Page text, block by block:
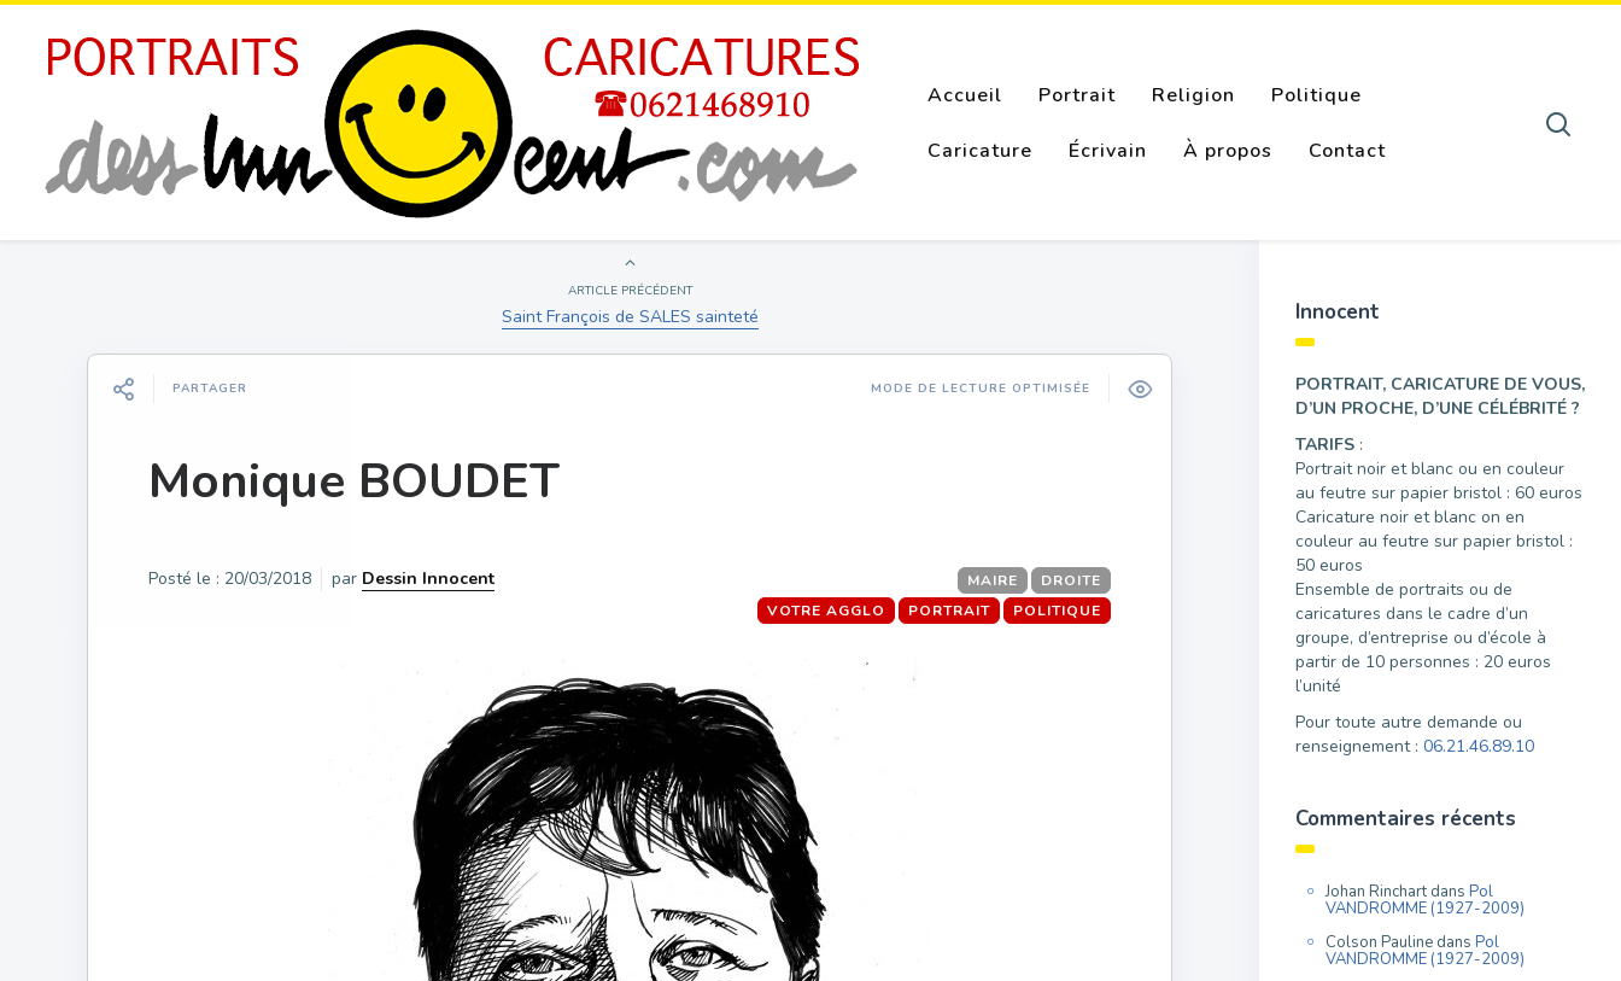
Accueil Portrait Religion Politique
Caricature Écrivain À propos Contact
ARTICLE PRÉCÉDENT
Saint François de SALES sainteté
PARTAGER MODE DE LECTURE OPTIMISÉE
Monique BOUDET
Posté le : 20/03/2018 par Dessin Innocent DROITE
MAIRE
POLITIQUE
PORTRAIT
VOTRE AGGLO
Innocent
PORTRAIT, CARICATURE DE VOUS,
D’UN PROCHE, D’UNE CÉLÉBRITÉ ?
TARIFS :
Portrait noir et blanc ou en couleur
au feutre sur papier bristol : 60 euros
Caricature noir et blanc on en
couleur au feutre sur papier bristol :
50 euros
Ensemble de portraits ou de
caricatures dans le cadre d’un
groupe, d’entreprise ou d’école à
partir de 10 personnes : 20 euros
l’unité
Pour toute autre demande ou
renseignement : 06.21.46.89.10
Commentaires récents
Johan Rinchartdans Pol
VANDROMME (1927-2009)
Colson Pauline dans Pol
VANDROMME (1927-2009)